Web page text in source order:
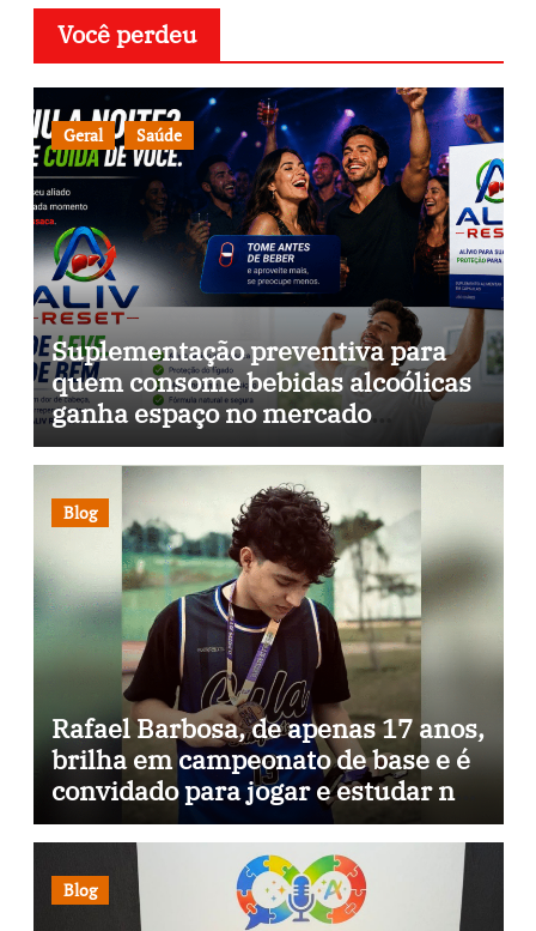
Você perdeu
Geral Saúde
Suplementação preventiva para
quem consome bebidas alcoólicas
ganha espaço no mercado
brasileiro
Blog
Rafael Barbosa, de apenas 17 anos,
brilha em campeonato de base e é
convidado para jogar e estudar na
Itália
Blog